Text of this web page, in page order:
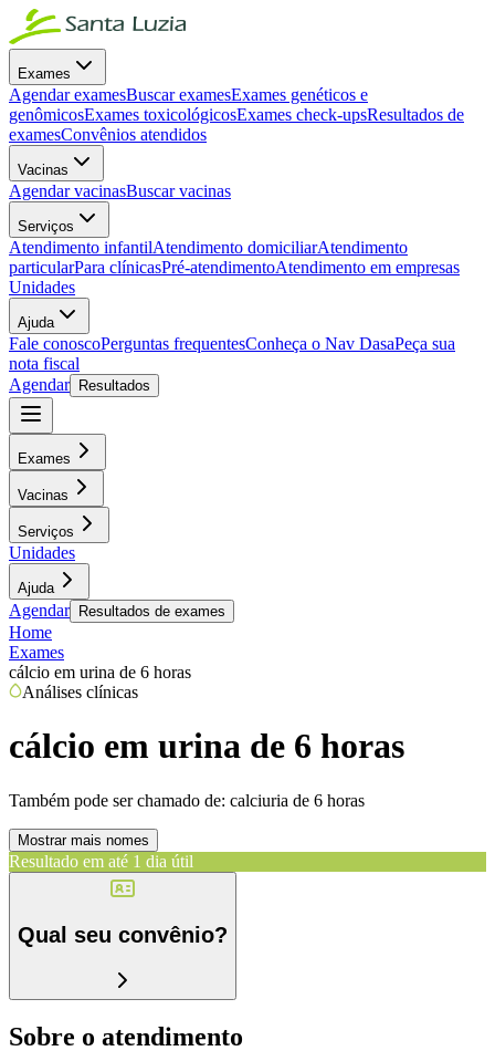
Exames
Agendar examesBuscar examesExames genéticos e
genômicosExames toxicológicosExames check-upsResultados de
examesConvênios atendidos
Vacinas
Agendar vacinasBuscar vacinas
Serviços
Atendimento infantilAtendimento domiciliarAtendimento
particularPara clínicasPré-atendimentoAtendimento em empresas
Unidades
Ajuda
Fale conoscoPerguntas frequentesConheça o Nav DasaPeça sua
nota fiscal
Agendar
Resultados
Exames
Vacinas
Serviços
Unidades
Ajuda
Agendar Resultados de exames
Home
Exames
cálcio em urina de 6 horas
Análises clínicas
cálcio em urina de 6 horas
Também pode ser chamado de: calciuria de 6 horas
Mostrar mais nomes
Resultado em até 1 dia útil
Qual seu convênio?
Sobre o atendimento